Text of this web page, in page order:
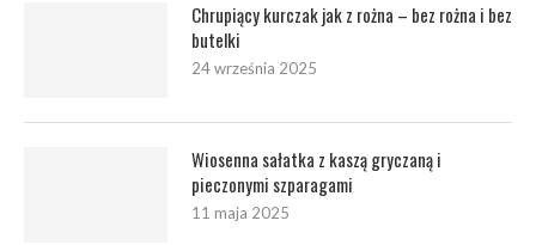
Chrupiący kurczak jak z rożna – bez rożna i bez
butelki
24 września 2025
Wiosenna sałatka z kaszą gryczaną i
pieczonymi szparagami
11 maja 2025